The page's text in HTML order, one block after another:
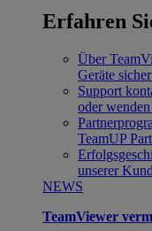
Erfahren
Über
Geräte
Support
oder
TeamUP
unserer
NEWS
TeamViewer